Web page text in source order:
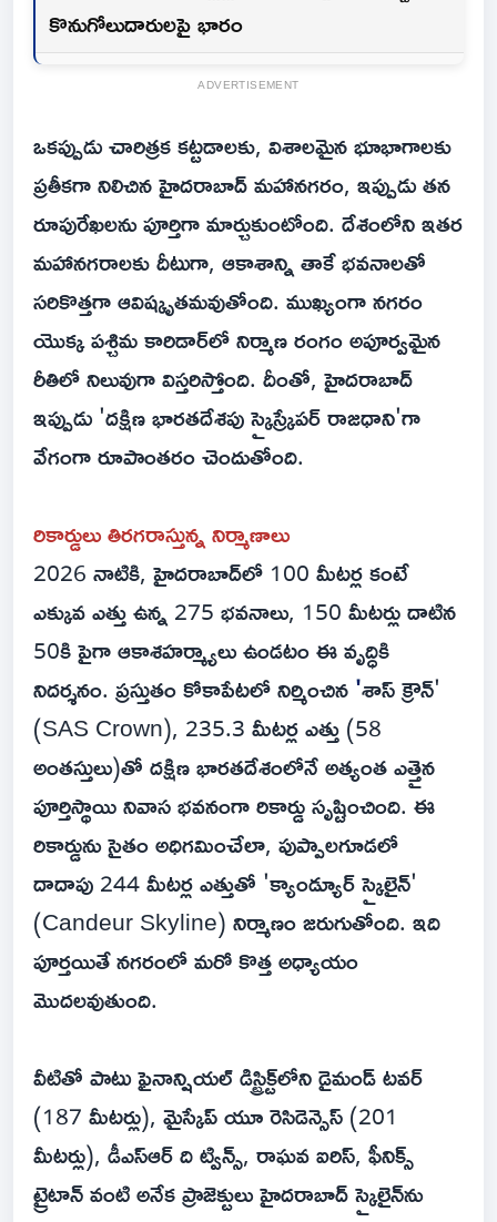
కొనుగోలుదారులపై భారం
ADVERTISEMENT
ఒకప్పుడు చారిత్రక కట్టడాలకు, విశాలమైన భూభాగాలకు
ప్రతీకగా నిలిచిన హైదరాబాద్ మహానగరం, ఇప్పుడు తన
రూపురేఖలను పూర్తిగా మార్చుకుంటోంది. దేశంలోని ఇతర
మహానగరాలకు దీటుగా, ఆకాశాన్ని తాకే భవనాలతో
సరికొత్తగా ఆవిష్కృతమవుతోంది. ముఖ్యంగా నగరం
యొక్క పశ్చిమ కారిడార్‌లో నిర్మాణ రంగం అపూర్వమైన
రీతిలో నిలువుగా విస్తరిస్తోంది. దీంతో, హైదరాబాద్
ఇప్పుడు 'దక్షిణ భారతదేశపు స్కైస్క్రేపర్ రాజధాని'గా
వేగంగా రూపాంతరం చెందుతోంది.
రికార్డులు తిరగరాస్తున్న నిర్మాణాలు
2026 నాటికి, హైదరాబాద్‌లో 100 మీటర్ల కంటే
ఎక్కువ ఎత్తు ఉన్న 275 భవనాలు, 150 మీటర్లు దాటిన
50కి పైగా ఆకాశహర్మ్యాలు ఉండటం ఈ వృద్ధికి
నిదర్శనం. ప్రస్తుతం కోకాపేటలో నిర్మించిన'శాస్ క్రౌన్'
(SAS Crown), 235.3 మీటర్ల ఎత్తు (58
అంతస్తులు)తో దక్షిణ భారతదేశంలోనే అత్యంత ఎత్తైన
పూర్తిస్థాయి నివాస భవనంగా రికార్డు సృష్టించింది. ఈ
రికార్డును సైతం అధిగమించేలా, పుప్పాలగూడలో
దాదాపు 244 మీటర్ల ఎత్తుతో 'క్యాండ్యూర్ స్కైలైన్'
(Candeur Skyline) నిర్మాణం జరుగుతోంది. ఇది
పూర్తయితే నగరంలో మరో కొత్త అధ్యాయం
మొదలవుతుంది.
వీటితో పాటు ఫైనాన్షియల్ డిస్ట్రిక్ట్‌లోని డైమండ్ టవర్
(187 మీటర్లు), మైస్కేప్ యూ రెసిడెన్సెస్ (201
మీటర్లు), డీఎస్ఆర్ ది ట్విన్స్, రాఘవ ఐరిస్, ఫీనిక్స్
ట్రైటాన్ వంటి అనేక ప్రాజెక్టులు హైదరాబాద్ స్కైలైన్‌ను